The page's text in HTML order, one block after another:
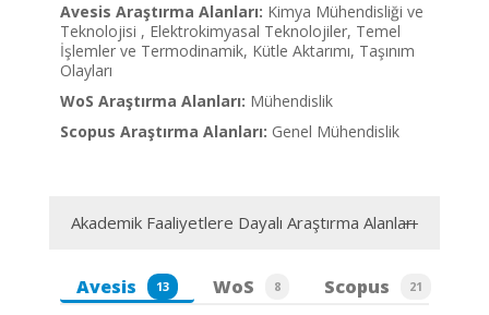
Avesis Araştırma Alanları: Kimya Mühendisliği ve
Teknolojisi , Elektrokimyasal Teknolojiler, Temel
İşlemler ve Termodinamik, Kütle Aktarımı, Taşınım
Olayları
WoS Araştırma Alanları: Mühendislik
Scopus Araştırma Alanları: Genel Mühendislik
Akademik Faaliyetlere Dayalı Araştırma Alanları
Avesis 13 WoS 8 Scopus 21